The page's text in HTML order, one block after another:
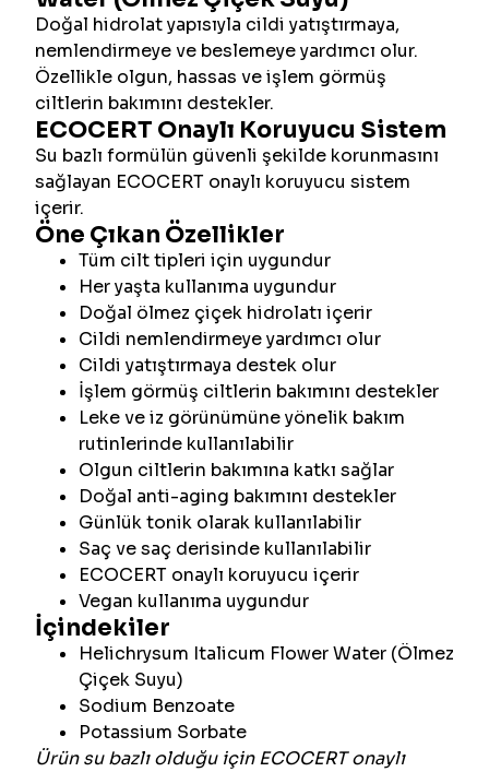
Doğal hidrolat yapısıyla cildi yatıştırmaya,
nemlendirmeye ve beslemeye yardımcı olur.
Özellikle olgun, hassas ve işlem görmüş
ciltlerin bakımını destekler.
ECOCERT Onaylı Koruyucu Sistem
Su bazlı formülün güvenli şekilde korunmasını
sağlayan ECOCERT onaylı koruyucu sistem
içerir.
Öne Çıkan Özellikler
Tüm cilt tipleri için uygundur
Her yaşta kullanıma uygundur
Doğal ölmez çiçek hidrolatı içerir
Cildi nemlendirmeye yardımcı olur
Cildi yatıştırmaya destek olur
İşlem görmüş ciltlerin bakımını destekler
Leke ve iz görünümüne yönelik bakım
rutinlerinde kullanılabilir
Olgun ciltlerin bakımına katkı sağlar
Doğal anti-aging bakımını destekler
Günlük tonik olarak kullanılabilir
Saç ve saç derisinde kullanılabilir
ECOCERT onaylı koruyucu içerir
Vegan kullanıma uygundur
İçindekiler
Helichrysum Italicum Flower Water (Ölmez
Çiçek Suyu)
Sodium Benzoate
Potassium Sorbate
Ürün su bazlı olduğu için ECOCERT onaylı